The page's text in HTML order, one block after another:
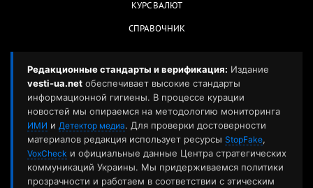
КУРС ВАЛЮТ
СПРАВОЧНИК
Редакционные стандарты и верификация: Издание
vesti-ua.net обеспечивает высокие стандарты
информационной гигиены. В процессе курации
новостей мы опираемся на методологию мониторинга
ИМИ и Детектор медиа. Для проверки достоверности
материалов редакция использует ресурсы StopFake,
VoxCheck и официальные данные Центра стратегических
коммуникаций Украины. Мы придерживаемся политики
прозрачности и работаем в соответствии с этическим